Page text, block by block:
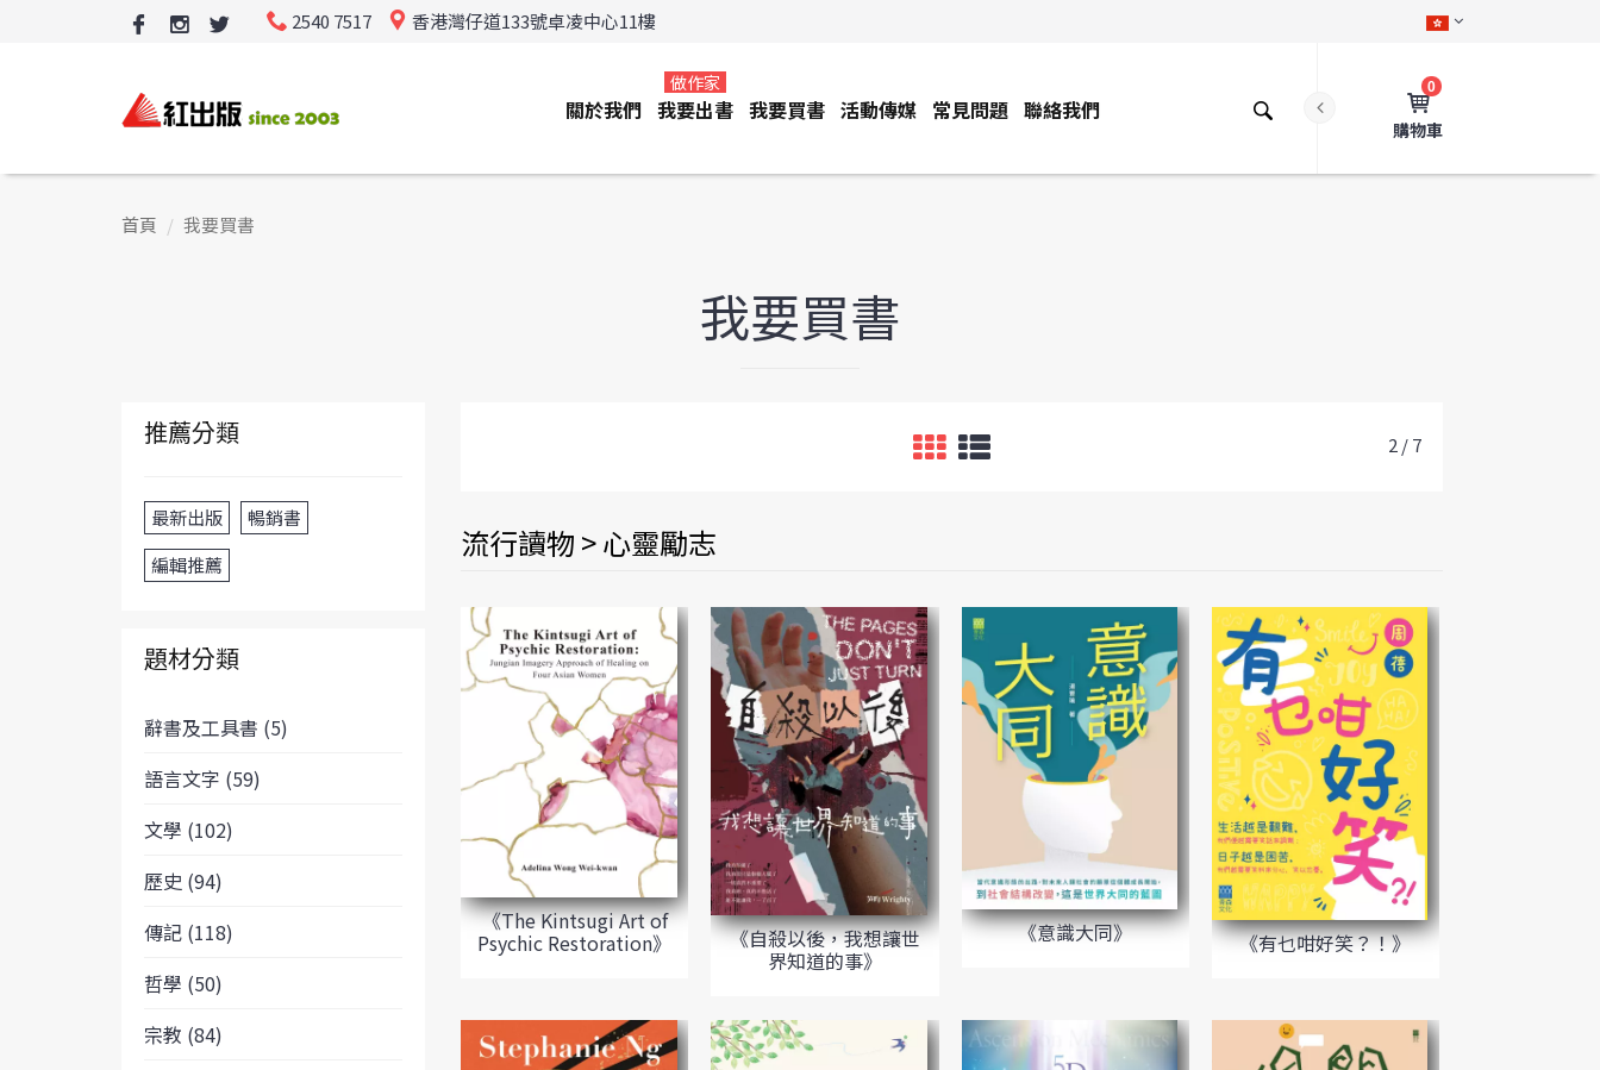
2540 7517 香港灣仔道133號卓凌中心11樓
0
購物車
關於我們 我要出書
做作家
我要買書 活動傳媒 常見問題 聯絡我們
首頁 我要買書
我要買書
推薦分類
最新出版
暢銷書
編輯推薦
題材分類
辭書及工具書 (5)
語言文字 (59)
文學 (102)
歷史 (94)
傳記 (118)
哲學 (50)
宗教 (84)
2 / 7
流行讀物 > 心靈勵志
《The Kintsugi Art of
Psychic Restoration》 《自殺以後，我想讓世
界知道的事》
《意識大同》 《有乜咁好笑？！》